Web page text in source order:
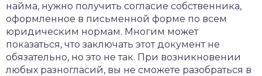
найма, нужно получить согласие собственника,
оформленное в письменной форме по всем
юридическим нормам. Многим может
показаться, что заключать этот документ не
обязательно, но это не так. При возникновении
любых разногласий, вы не сможете разобраться в